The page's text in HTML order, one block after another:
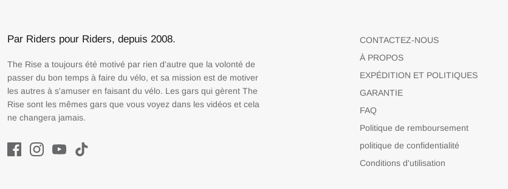
Par Riders pour Riders, depuis 2008.
The Rise a toujours été motivé par rien d'autre que la volonté de
passer du bon temps à faire du vélo, et sa mission est de motiver
les autres à s'amuser en faisant du vélo. Les gars qui gèrent The
Rise sont les mêmes gars que vous voyez dans les vidéos et cela
ne changera jamais.
CONTACTEZ-NOUS
À PROPOS
EXPÉDITION ET POLITIQUES
GARANTIE
FAQ
Politique de remboursement
politique de confidentialité
Conditions d'utilisation